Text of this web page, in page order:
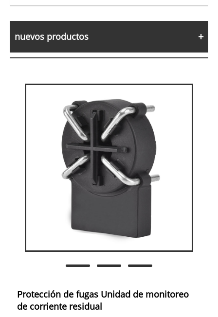
nuevos productos
Protección de fugas Unidad de monitoreo
de corriente residual